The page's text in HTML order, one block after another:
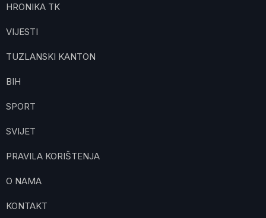
HRONIKA TK
VIJESTI
TUZLANSKI KANTON
BIH
SPORT
SVIJET
PRAVILA KORIŠTENJA
O NAMA
KONTAKT